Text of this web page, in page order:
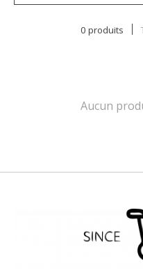
0 produits
Aucun